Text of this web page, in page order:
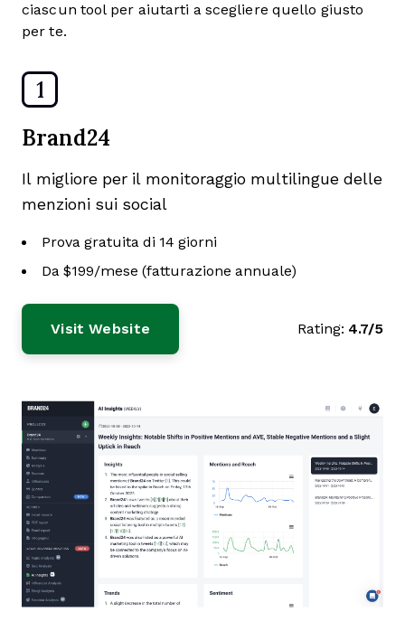
ciascun tool per aiutarti a scegliere quello giusto
per te.
1
Brand24
Il migliore per il monitoraggio multilingue delle
menzioni sui social
Prova gratuita di 14 giorni
Da $199/mese (fatturazione annuale)
Visit Website Rating: 4.7/5